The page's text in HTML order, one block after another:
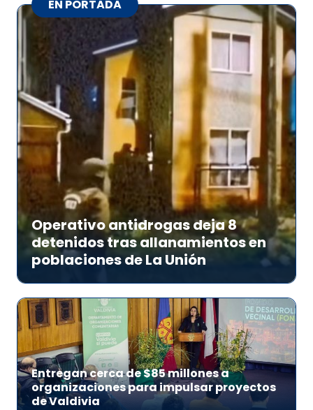
EN PORTADA
Operativo antidrogas deja 8
detenidos tras allanamientos en
poblaciones de La Unión
Entregan cerca de $85 millones a
organizaciones para impulsar proyectos
de Valdivia